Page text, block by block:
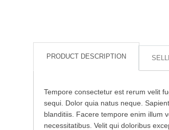
PRODUCT DESCRIPTION
Tempore consectetur est rerum velit
sequi. Dolor quia natus neque.
blanditiis. Facere tempore enim illum
necessitatibus. Velit qui doloribus